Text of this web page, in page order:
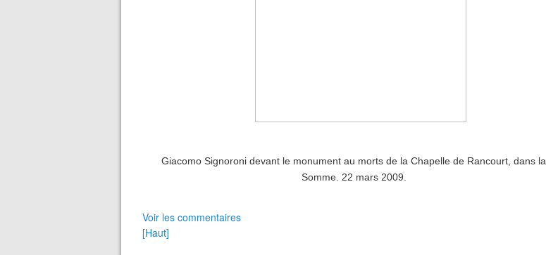
Giacomo Signoroni devant le monument au morts de la Chapelle de Rancourt, dans la
Somme. 22 mars 2009.
Voir les commentaires
[Haut]